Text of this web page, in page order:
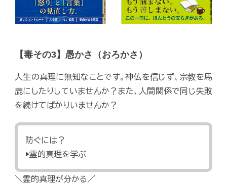
【毒その3】愚かさ（おろかさ）
人生の真理に無知なことです。神仏を信じず、宗教を馬
鹿にしたりしていませんか？また、人間関係で同じ失敗
を続けてばかりいませんか？
防ぐには？
▶霊的真理を学ぶ
＼霊的真理が分かる／